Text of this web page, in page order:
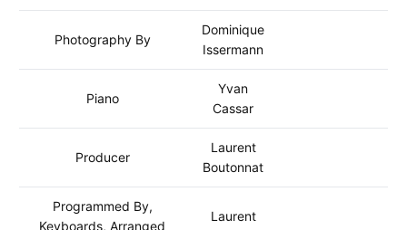
Photography By
Dominique
Issermann
Piano
Yvan
Cassar
Producer
Laurent
Boutonnat
Programmed By,
Keyboards, Arranged
Laurent